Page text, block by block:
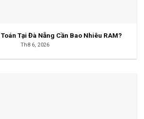
Tại Đà Nẵng Cần Bao Nhiêu RAM?
Th8 6, 2026